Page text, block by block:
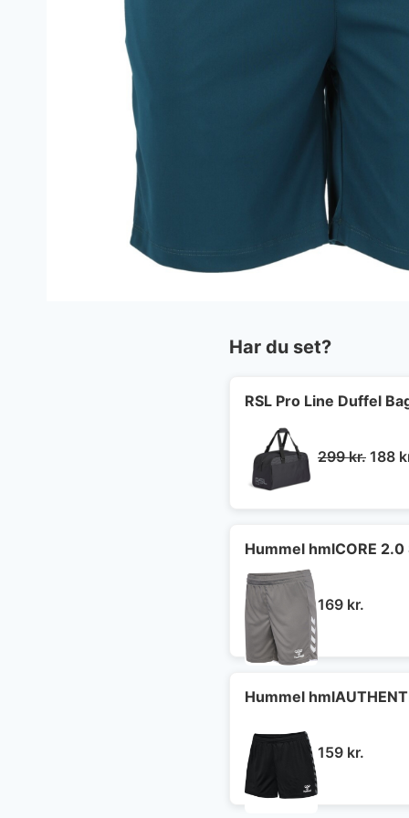
Har du set?
RSL Pro Line Duffel
299kr. Den
299
188
Hummel hmlCORE
169 kr.
Hummel
159 kr.